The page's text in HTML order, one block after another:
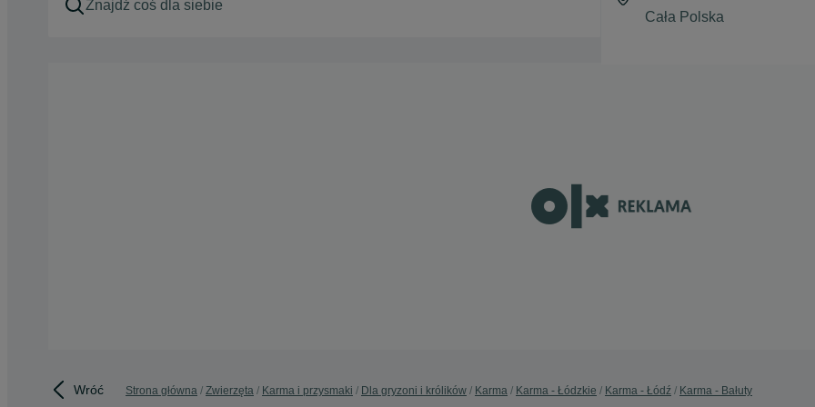
Wróć Strona główna Zwierzęta Karma i przysmaki Dla gryzoni i królików Karma Karma - Łódzkie Karma - Łódź Karma - Bałuty